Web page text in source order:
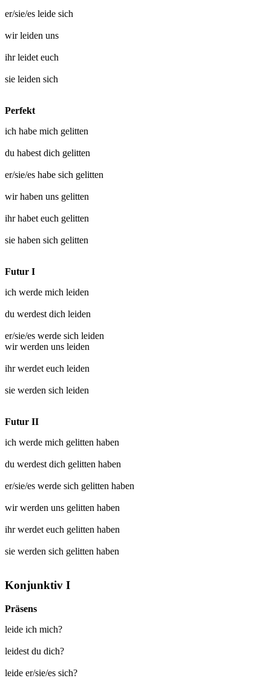
er/sie/es leide sich
wirleiden uns
ihrleidet euch
sie leiden sich
Perfekt
ich habe mich gelitten
du habest dich gelitten
er/sie/es habe sich gelitten
wir haben uns gelitten
ihr habet euch gelitten
sie haben sich gelitten
Futur I
ich werde mich leiden
du werdest dich leiden
er/sie/es werde sich leiden
wir werden uns leiden
ihr werdet euch leiden
sie werden sich leiden
Futur II
ich werde mich gelitten haben
du werdest dich gelitten haben
er/sie/es werde sich gelitten haben
wir werden uns gelitten haben
ihr werdet euch gelitten haben
sie werden sich gelitten haben
Konjunktiv I
Präsens
leide ich mich?
leidest du dich?
leide er/sie/es sich?